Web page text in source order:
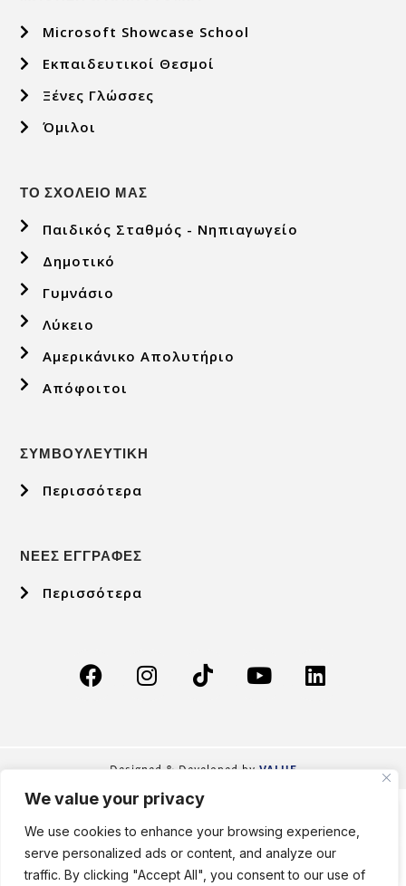
We value your privacy
We use cookies to enhance your browsing experience,
serve personalized ads or content, and analyze our
traffic. By clicking "Accept All", you consent to our use of
Microsoft Showcase School
Εκπαιδευτικοί Θεσμοί
Ξένες Γλώσσες
Όμιλοι
ΤΟ ΣΧΟΛΕΙΟ ΜΑΣ
Παιδικός Σταθμός - Νηπιαγωγείο
Δημοτικό
Γυμνάσιο
Λύκειο
Αμερικάνικο Απολυτήριο
Απόφοιτοι
ΣΥΜΒΟΥΛΕΥΤΙΚΗ
Περισσότερα
ΝΕΕΣ ΕΓΓΡΑΦΕΣ
Περισσότερα
Designed & Developed by VALUE
Σχολείου
Πορτοκάλογλου
Παιδεία
Βίντεο